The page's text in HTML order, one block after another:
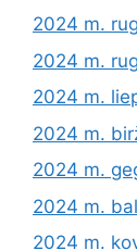
2024 m.
2024 m.
2024 m.
2024 m.
2024 m.
2024 m.
2024 m.